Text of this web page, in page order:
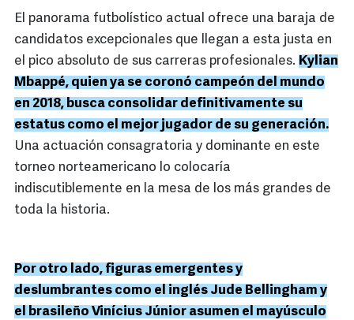
El panorama futbolístico actual ofrece una baraja de
candidatos excepcionales que llegan a esta justa en
el pico absoluto de sus carreras profesionales. Kylian
Mbappé, quien ya se coronó campeón del mundo
en 2018, busca consolidar definitivamente su
estatus como el mejor jugador de su generación.
Una actuación consagratoria y dominante en este
torneo norteamericano lo colocaría
indiscutiblemente en la mesa de los más grandes de
toda la historia.
Por otro lado, figuras emergentes y
deslumbrantes como el inglés Jude Bellingham y
el brasileño Vinícius Júnior asumen el mayúsculo